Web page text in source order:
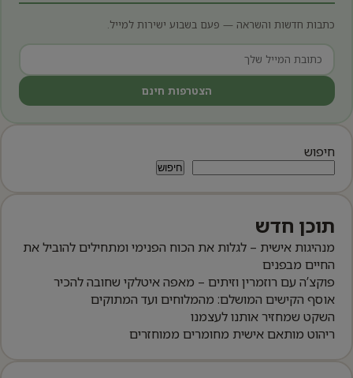
כתבות חדשות והשראה — פעם בשבוע ישירות למייל.
הצטרפות חינם
חיפוש
חיפוש
תוכן חדש
מנהיגות אישית – לגלות את הכוח הפנימי ומתחילים להוביל את
החיים מבפנים
פוקצ’ה עם רוזמרין וזיתים – מאפה איטלקי שחובה להכיר
אוסף הקישים המושלם: מהמלוחים ועד המתוקים
השקט שמחזיר אותנו לעצמנו
ריהוט מותאם אישית מחומרים ממוחזרים